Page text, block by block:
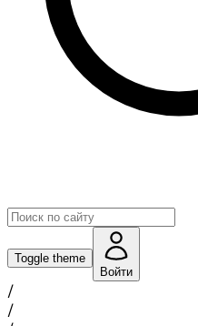
Toggle theme
Войти
/
/